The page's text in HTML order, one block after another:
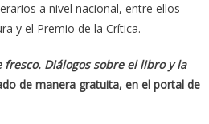
a nivel nacional, entre ellos
y el Premio de la Crítica.
fresco. Diálogos sobre el libro y la
de manera gratuita, en el portal de